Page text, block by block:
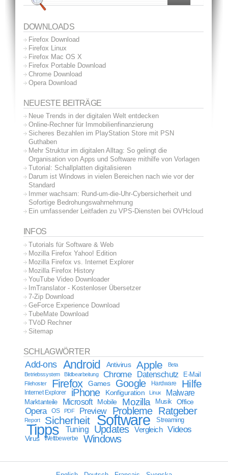
DOWNLOADS
Firefox Download
Firefox Linux
Firefox Mac OS X
Firefox Portable Download
Chrome Download
Opera Download
NEUESTE BEITRÄGE
Neue Trends in der digitalen Welt entdecken
Online-Rechner für Immobilienfinanzierung
Sicheres Bezahlen im PlayStation Store mit PSN
Guthaben
Mehr Struktur im digitalen Alltag: So gelingt die
Organisation von Apps und Software mithilfe von Vorlagen
Tutorial: Schallplatten digitalisieren
Darum ist Windows in vielen Bereichen nach wie vor der
Standard
Immer wachsam: Rund-um-die-Uhr-Cybersicherheit und
Sofortige Bedrohungswahrnehmung
Ein umfassender Leitfaden zu VPS-Diensten bei OVHcloud
INFOS
Tutorials für Software & Web
Mozilla Firefox Yahoo! Edition
Mozilla Firefox vs. Internet Explorer
Mozilla Firefox History
YouTube Video Downloader
ImTranslator - Kostenloser Übersetzer
7-Zip Download
GeForce Experience Download
TubeMate Download
TVöD Rechner
Sitemap
SCHLAGWÖRTER
Add-ons Android Antivirus Apple
Beta
Betriebssystem
Bildbearbeitung Chrome Datenschutz E-Mail
Filehoster Firefox Games Google Hardware Hilfe
Internet Explorer iPhone Konfiguration Linux Malware
Marktanteile Microsoft Mobile Mozilla Musik Office
Opera OS PDF Preview Probleme Ratgeber
Report Sicherheit Software Streaming
Tipps Tuning Updates Vergleich Videos
Virus Wettbewerbe Windows